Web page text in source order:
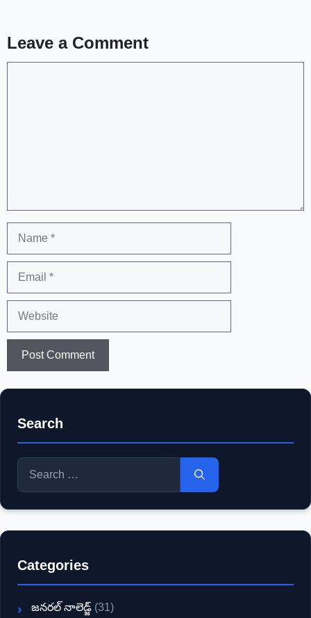
Leave a Comment
Search
Search
for:
Categories
జనరల్ నాలెడ్జ్ (31)